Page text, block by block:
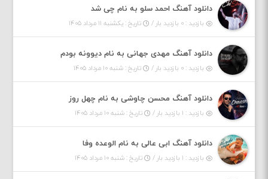
دانلود آهنگ احمد سلو به نام چی شد
بازدید : ۰ بازدید بار / تاریخ : یکشنبه ۱۱ مرداد ۱۴۰۵
دانلود آهنگ مهدی جهانی به نام دیوونه بودم
بازدید : ۰ بازدید بار / تاریخ : شنبه ۱۰ مرداد ۱۴۰۵
دانلود آهنگ محسن چاوشی به نام چهل روز
بازدید : ۱ بازدید بار / تاریخ : شنبه ۱۰ مرداد ۱۴۰۵
دانلود آهنگ ابی عالی به نام الوعده وفا
بازدید : ۱ بازدید بار / تاریخ : شنبه ۱۰ مرداد ۱۴۰۵